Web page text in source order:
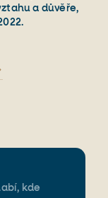
kde
a důvěře,